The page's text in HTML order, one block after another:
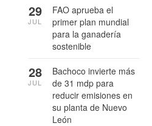
FAO aprueba el
primer plan mundial
para la ganadería
sostenible
29
JUL
Bachoco invierte más
de 31 mdp para
reducir emisiones en
su planta de Nuevo
León
28
JUL